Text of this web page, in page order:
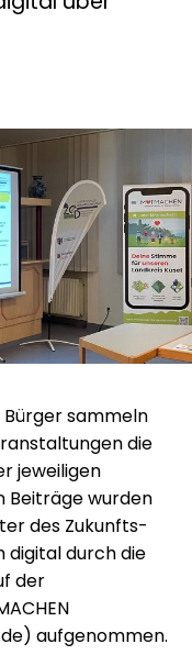
Bürger sammeln
die
jeweiligen
Beiträge wurden
des Zukunfts-
digital durch die
der
aufgenommen.